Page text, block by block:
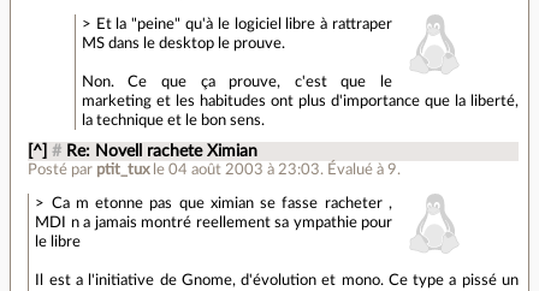
> Et la "peine" qu'à le logiciel libre à rattraper
MS dans le desktop le prouve.
Non. Ce que ça prouve, c'est que le
marketing et les habitudes ont plus d'importance que la liberté,
la technique et le bon sens.
[^] # Re: Novell rachete Ximian
Posté par ptit_tux le 04 août 2003 à 23:03. Évalué à9.
> Ca m etonne pas que ximian se fasse racheter ,
MDI n a jamais montré reellement sa ympathie pour
le libre
Il est a l'initiative de Gnome, d'évolution et mono. Ce type a pissé un